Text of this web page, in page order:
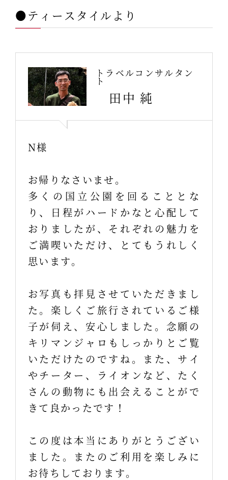
●ティースタイルより
トラベルコンサルタン
ト
田中 純
N様
お帰りなさいませ。
多くの国立公園を回ることとな
り、日程がハードかなと心配して
おりましたが、それぞれの魅力を
ご満喫いただけ、とてもうれしく
思います。
お写真も拝見させていただきまし
た。楽しくご旅行されているご様
子が伺え、安心しました。念願の
キリマンジャロもしっかりとご覧
いただけたのですね。また、サイ
やチーター、ライオンなど、たく
さんの動物にも出会えることがで
きて良かったです！
この度は本当にありがとうござい
ました。またのご利用を楽しみに
お待ちしております。